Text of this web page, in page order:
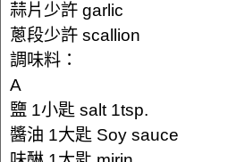
蒜片少許 garlic
蔥段少許 scallion
調味料：
A
鹽 1小匙 salt 1tsp.
醬油 1大匙 Soy sauce